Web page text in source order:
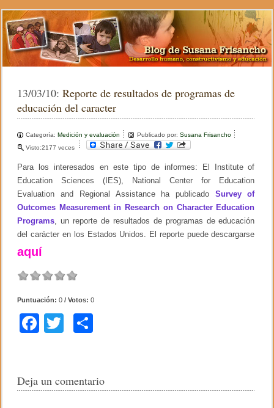
13/03/10:Reporte de resultados de programas de
educación del caracter
Categoría:Medición y evaluación Publicado por:Susana Frisancho
Visto:2177 veces
Para los interesados en este tipo de informes: El Institute of
Education Sciences (IES), National Center for Education
Evaluation and Regional Assistance ha publicado Survey of
Outcomes Measurement in Research on Character Education
Programs , un reporte de resultados de programas de educación
del carácter en los Estados Unidos. El reporte puede descargarse
aquí
Puntuación:0 / Votos:0
F
e
er p
Deja un comentario